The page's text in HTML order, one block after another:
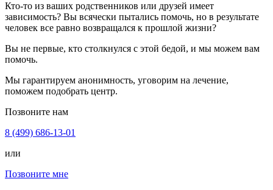
Кто-то из ваших родственников или друзей имеет
зависимость? Вы всячески пытались помочь, но в результате
человек все равно возвращался к прошлой жизни?
Вы не первые, кто столкнулся с этой бедой, и мы можем вам
помочь.
Мы гарантируем анонимность, уговорим на лечение,
поможем подобрать центр.
Позвоните нам
8 (499) 686-13-01
или
Позвоните мне